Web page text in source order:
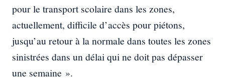
pour le transport scolaire dans les zones,
actuellement, difficile d’accès pour piétons,
jusqu’au retour à la normale dans toutes les zones
sinistrées dans un délai qui ne doit pas dépasser
une semaine ».